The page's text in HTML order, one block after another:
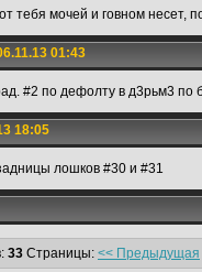
тебя мочей и говном несет,
01:43
#2 по дефолту в д3рьм3 по
18:05
лошков #30 и #31
33 Страницы: << Предыдущая